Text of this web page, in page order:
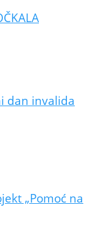
dan invalida
„Pomoć na